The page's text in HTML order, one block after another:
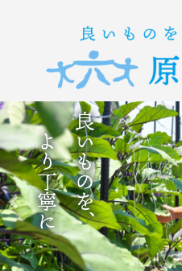
良いものを、
より丁寧に
前
へ